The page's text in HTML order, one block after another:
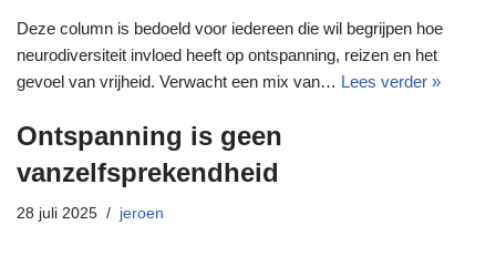
Deze column is bedoeld voor iedereen die wil begrijpen hoe
neurodiversiteit invloed heeft op ontspanning, reizen en het
gevoel van vrijheid. Verwacht een mix van… Lees verder »
Ontspanning is geen
vanzelfsprekendheid
28 juli 2025 jeroen